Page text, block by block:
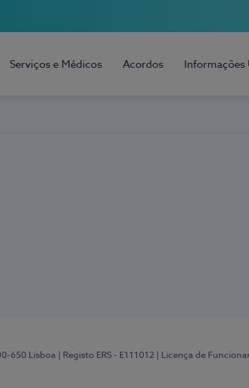
Serviços e Médicos Acordos Informações
650 Lisboa | Registo ERS - E111012 | Licença de